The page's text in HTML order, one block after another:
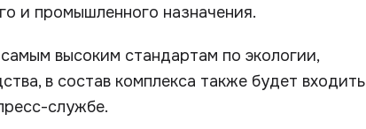
и промышленного назначения.
высоким стандартам по экологии,
в состав комплекса также будет входить
службе.